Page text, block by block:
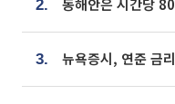
2.
3.